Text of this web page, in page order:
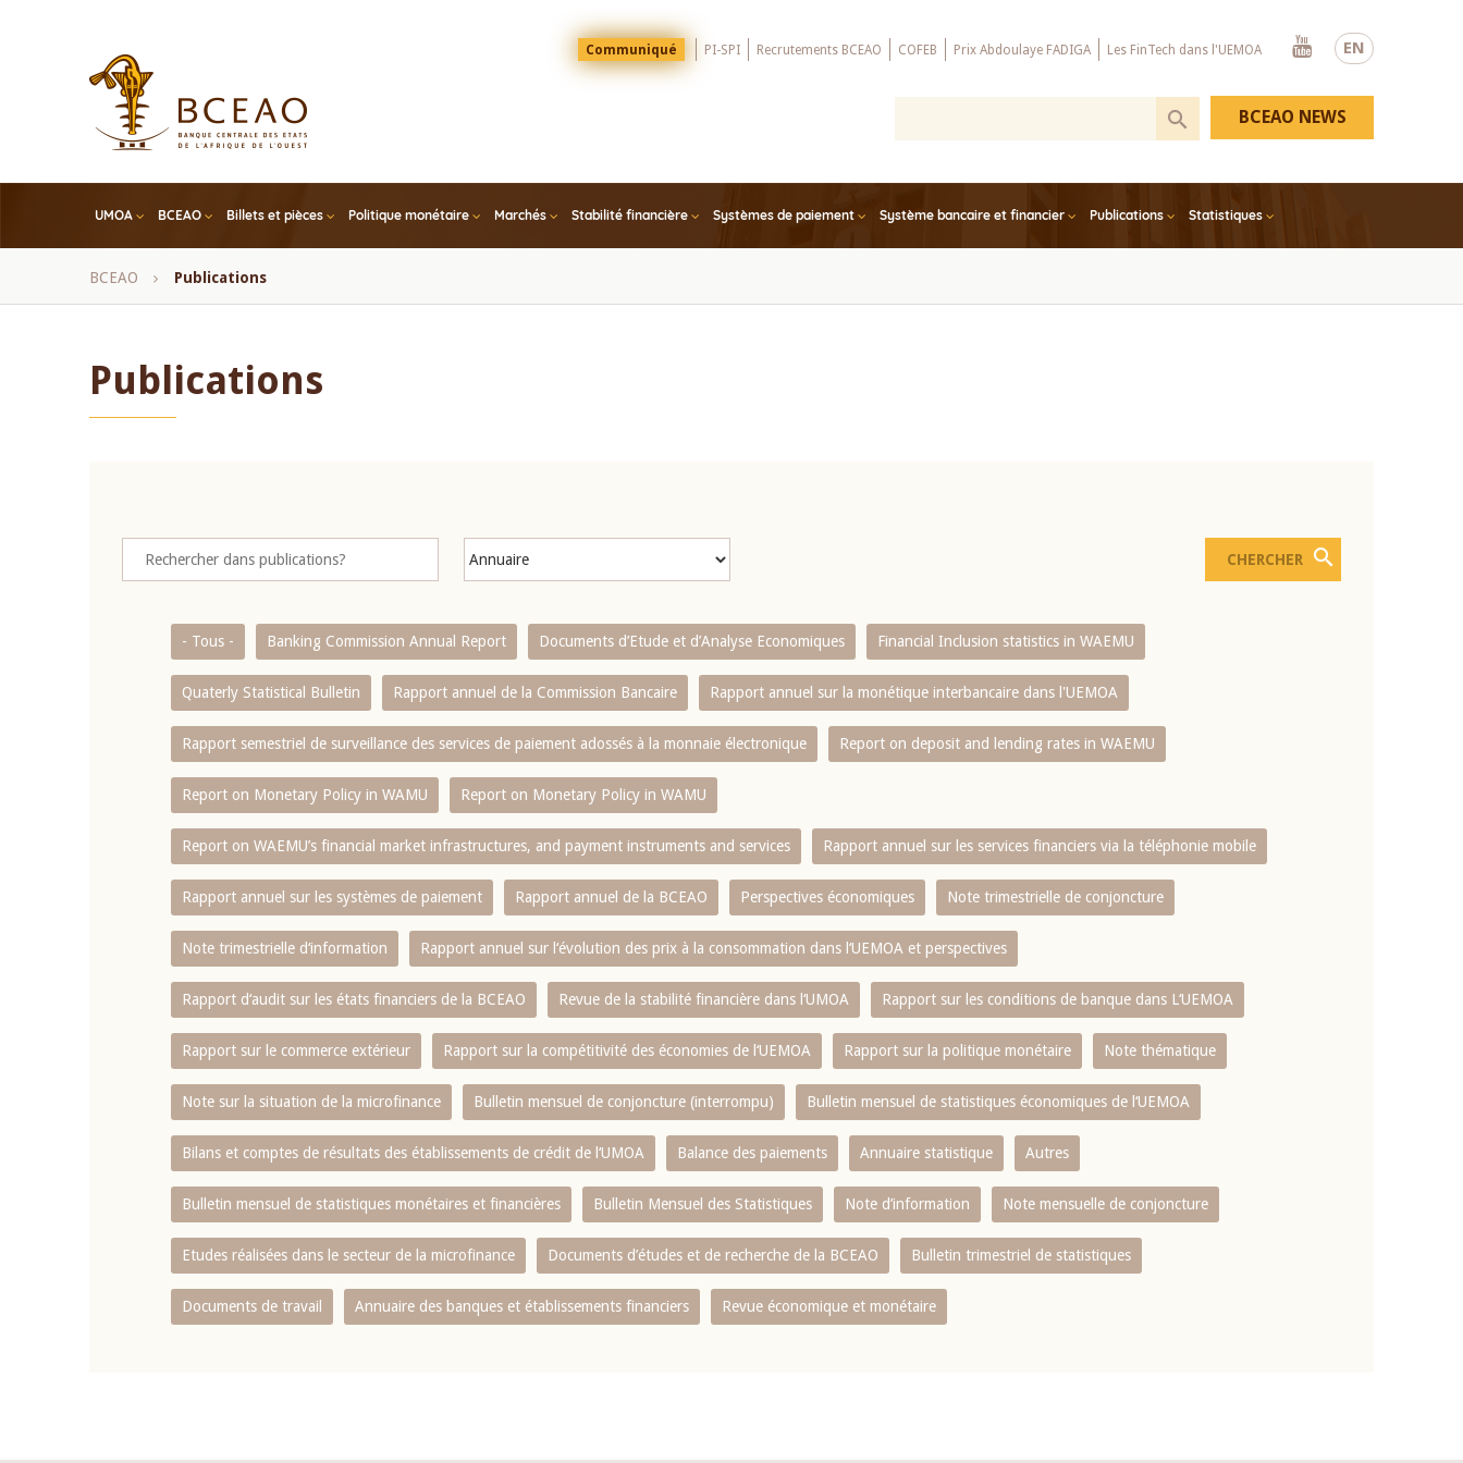
EN
Menu
Top
Communiqué PI-SPI Recrutements BCEAO COFEB Prix Abdoulaye FADIGA Les FinTech dans l'UEMOA
Youtube
UMOA BCEAO Billets et pièces Politique monétaire Marchés Stabilité financière Systèmes de paiement Système bancaire et financier Publications Statistiques
BCEAO NEWS
Fil
BCEAO Publications
Publications
- Tous - Banking Commission Annual Report Documents d’Etude et d’Analyse Economiques Financial Inclusion statistics in WAEMU
Quaterly Statistical Bulletin Rapport annuel de la Commission Bancaire Rapport annuel sur la monétique interbancaire dans l'UEMOA
Rapport semestriel de surveillance des services de paiement adossés à la monnaie électronique Report on deposit and lending rates in WAEMU
Report on Monetary Policy in WAMU Report on Monetary Policy in WAMU
Report on WAEMU’s financial market infrastructures, and payment instruments and services Rapport annuel sur les services financiers via la téléphonie mobile
Rapport annuel sur les systèmes de paiement Rapport annuel de la BCEAO Perspectives économiques Note trimestrielle de conjoncture
Note trimestrielle d‘information Rapport annuel sur l‘évolution des prix à la consommation dans l‘UEMOA et perspectives
Rapport d‘audit sur les états financiers de la BCEAO Revue de la stabilité financière dans l‘UMOA Rapport sur les conditions de banque dans L‘UEMOA
Rapport sur le commerce extérieur Rapport sur la compétitivité des économies de l‘UEMOA Rapport sur la politique monétaire Note thématique
Note sur la situation de la microfinance Bulletin mensuel de conjoncture (interrompu) Bulletin mensuel de statistiques économiques de l‘UEMOA
Bilans et comptes de résultats des établissements de crédit de l‘UMOA Balance des paiements Annuaire statistique Autres
Bulletin mensuel de statistiques monétaires et financières Bulletin Mensuel des Statistiques Note d’information Note mensuelle de conjoncture
Etudes réalisées dans le secteur de la microfinance Documents d’études et de recherche de la BCEAO Bulletin trimestriel de statistiques
Documents de travail Annuaire des banques et établissements financiers Revue économique et monétaire